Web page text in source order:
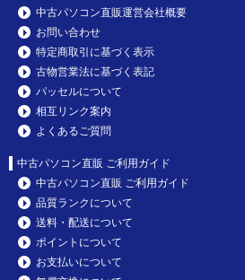
中古パソコン直販運営会社概要
お問い合わせ
特定商取引に基づく表示
古物営業法に基づく表記
パッセルについて
相互リンク案内
よくあるご質問
中古パソコン直販 ご利用ガイド
中古パソコン直販 ご利用ガイド
品質ランクについて
送料・配送について
ポイントについて
お支払いについて